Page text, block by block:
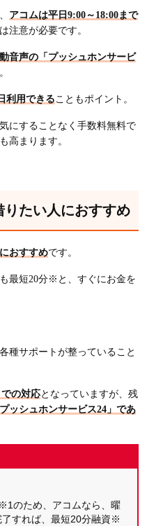
アコムは平日9:00～18:00まで
注意が必要です。
音声の「プッシュホンサービ
利用できることもポイント。
にすることなく手数料無料で
高まります。
りたい人におすすめ
おすすめです。
最短20分※と、すぐにお金を
種サポートが整っていること
の対応となっていますが、残
ッシュホンサービス24」であ
のため、アコムなら、曜
すれば、最短20分融資※